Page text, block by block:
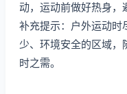
动，运动前做好热身，
补充提示：户外运动时
少、环境安全的区域
时之需。